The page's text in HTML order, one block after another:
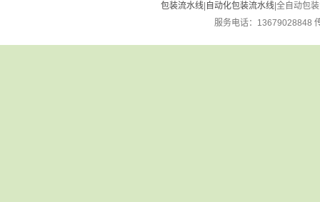
包装流水线 自动化包装流水线 |全自动包
服务电话：13679028848